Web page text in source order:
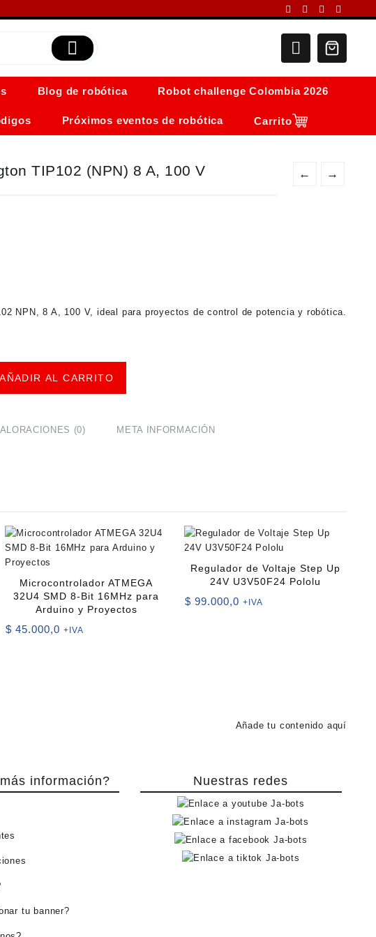
Blog de robótica Robot challenge Colombia 2026
Próximos eventos de robótica Carrito
← →
TIP102 (NPN) 8 A, 100 V
NPN, 8 A, 100 V, ideal para proyectos de control de potencia y robótica.
AÑADIR AL CARRITO
(0) META INFORMACIÓN
Microcontrolador ATMEGA
32U4 SMD 8-Bit 16MHz para
Arduino y Proyectos
$ 45.000,0 +IVA
Regulador de Voltaje Step Up
24V U3V50F24 Pololu
$ 99.000,0 +IVA
Añade tu contenido aquí
información?
tu banner?
Nuestras redes